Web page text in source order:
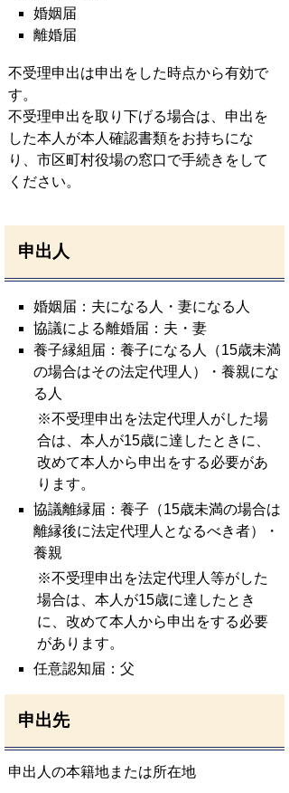
婚姻届
離婚届
不受理申出は申出をした時点から有効で
す。
不受理申出を取り下げる場合は、申出を
した本人が本人確認書類をお持ちにな
り、市区町村役場の窓口で手続きをして
ください。
申出人
婚姻届：夫になる人・妻になる人
協議による離婚届：夫・妻
養子縁組届：養子になる人（15歳未満
の場合はその法定代理人）・養親にな
る人
※不受理申出を法定代理人がした場
合は、本人が15歳に達したときに、
改めて本人から申出をする必要があ
ります。
協議離縁届：養子（15歳未満の場合は
離縁後に法定代理人となるべき者）・
養親
※不受理申出を法定代理人等がした
場合は、本人が15歳に達したとき
に、改めて本人から申出をする必要
があります。
任意認知届：父
申出先
申出人の本籍地または所在地